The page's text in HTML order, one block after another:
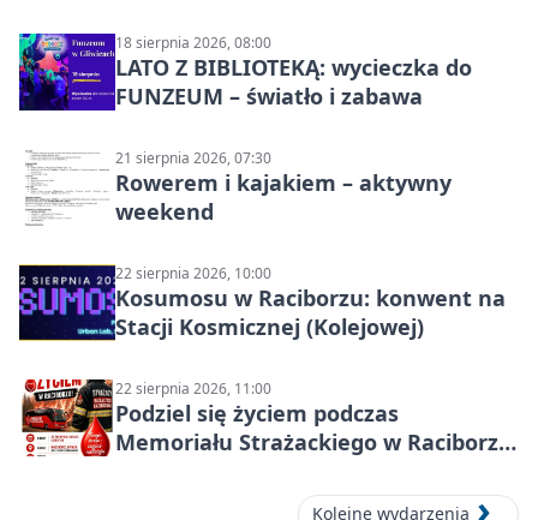
18 sierpnia 2026, 08:00
LATO Z BIBLIOTEKĄ: wycieczka do
FUNZEUM – światło i zabawa
21 sierpnia 2026, 07:30
Rowerem i kajakiem – aktywny
weekend
22 sierpnia 2026, 10:00
Kosumosu w Raciborzu: konwent na
Stacji Kosmicznej (Kolejowej)
22 sierpnia 2026, 11:00
Podziel się życiem podczas
Memoriału Strażackiego w Raciborzu
Kolejne wydarzenia